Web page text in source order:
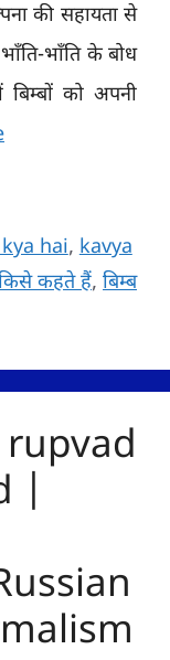
की सहायता से
भाँति के बोध
बिम्बों को अपनी
hai,kavya
किसे कहते हैं, बिम्ब
|